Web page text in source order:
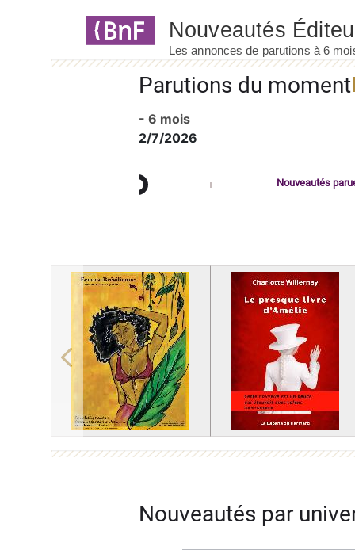
Parutions du moment
- 6 mois
2/7/2026
Nouveautés
Previous
Nouveautés par